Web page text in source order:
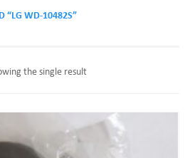
“LG WD-10482S”
the single result